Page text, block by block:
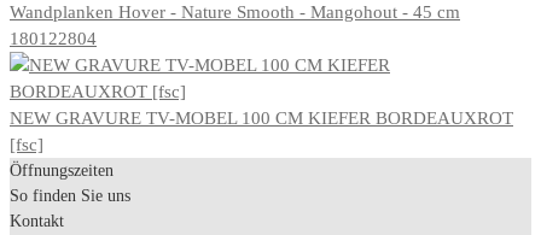
Wandplanken Hover - Nature Smooth - Mangohout - 45 cm
180122804
NEW GRAVURE TV-MOBEL 100 CM KIEFER BORDEAUXROT
[fsc]
Öffnungszeiten
So finden Sie uns
Kontakt